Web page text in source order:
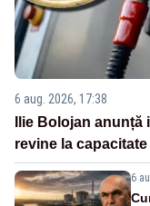
6 aug. 2026, 17:38
Ilie Bolojan
revine la
6